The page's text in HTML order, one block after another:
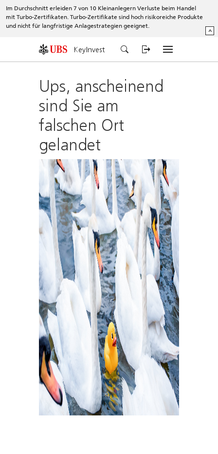
Im Durchschnitt erleiden 7 von 10 Kleinanlegern Verluste beim Handel
mit Turbo-Zertifikaten. Turbo-Zertifikate sind hoch risikoreiche Produkte
und nicht für langfristige Anlagestrategien geeignet.
^
KeyInvest
Ups, anscheinend
sind Sie am
falschen Ort
gelandet